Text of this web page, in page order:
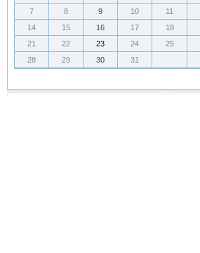
7
8 9 10 11
14
15 16 17 18
21
22 23 24 25
28
29 30 31